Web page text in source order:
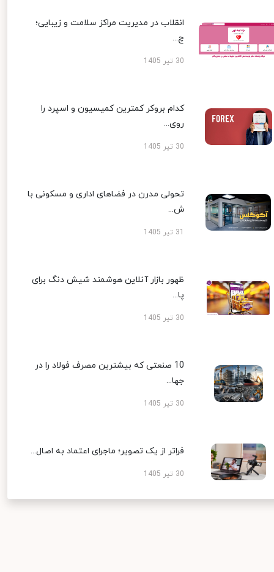
انقلاب در مدیریت مراکز سلامت و زیبایی؛
چ...
30 تیر 1405
کدام بروکر کمترین کمیسیون و اسپرد را
روی...
30 تیر 1405
تحولی مدرن در فضاهای اداری و مسکونی با
ش...
ظهور بازار آنلاین هوشمند شیش دنگ برای
پا...
30 تیر 1405
10 صنعتی که بیشترین مصرف فولاد را در
جها...
30 تیر 1405
فراتر از یک تصویر؛ ماجرای اعتماد به اصال...
30 تیر 1405